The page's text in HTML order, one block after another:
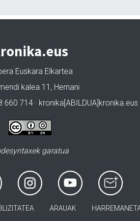
Euskara Elkartea
kalea 11, Hernani
660 714 · kronika[ABILDUA]kronika.eus
garatua
ARAUAK